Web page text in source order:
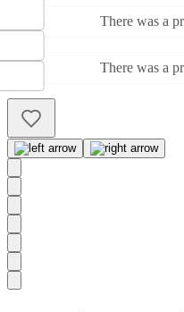
There was a
There was a